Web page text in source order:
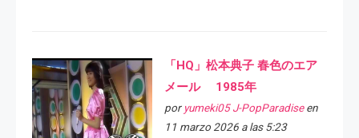
「HQ」松本典子 春色のエア
メール 1985年
por yumeki05 J-PopParadiseen
11 marzo 2026 a las 5:23